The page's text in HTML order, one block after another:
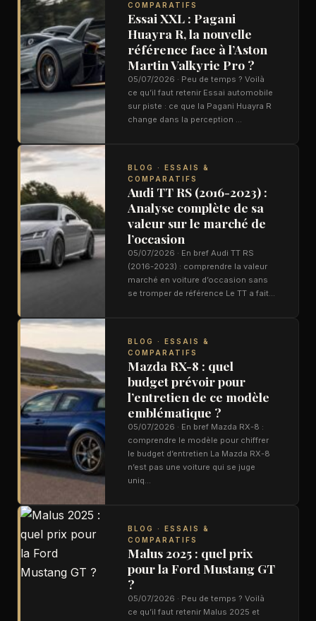
COMPARATIFS
Essai XXL : Pagani
Huayra R, la nouvelle
référence face à l’Aston
Martin Valkyrie Pro ?
05/07/2026 · Peu de temps ? Voilà
ce qu’il faut retenir Essai automobile
sur piste : ce que la Pagani Huayra R
change dans la perception …
BLOG · ESSAIS &
COMPARATIFS
Audi TT RS (2016-2023) :
Analyse complète de sa
valeur sur le marché de
l’occasion
05/07/2026 · En bref Audi TT RS
(2016-2023) : comprendre la valeur
marché en voiture d’occasion sans
se tromper de référence Le TT a fait…
BLOG · ESSAIS &
COMPARATIFS
Mazda RX-8 : quel
budget prévoir pour
l’entretien de ce modèle
emblématique ?
05/07/2026 · En bref Mazda RX-8 :
comprendre le modèle pour chiffrer
le budget d’entretien La Mazda RX-8
n’est pas une voiture qui se juge
uniq…
BLOG · ESSAIS &
COMPARATIFS
Malus 2025 : quel prix
pour la Ford Mustang GT
?
05/07/2026 · Peu de temps ? Voilà
ce qu’il faut retenir Malus 2025 et